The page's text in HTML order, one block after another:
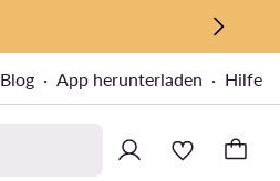
Blog App herunterladen Hilfe